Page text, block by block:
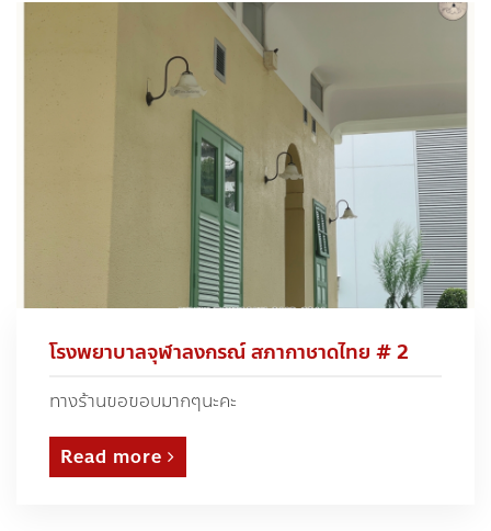
โรงพยาบาลจุฬาลงกรณ์ สภากาชาดไทย # 2
ทางร้านขอขอบมากๆนะคะ
Read more